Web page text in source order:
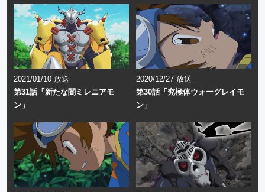
2021/01/10 放送
第31話「新たな闇ミレニアモ
ン」
2020/12/27 放送
第30話「究極体ウォーグレイモ
ン」